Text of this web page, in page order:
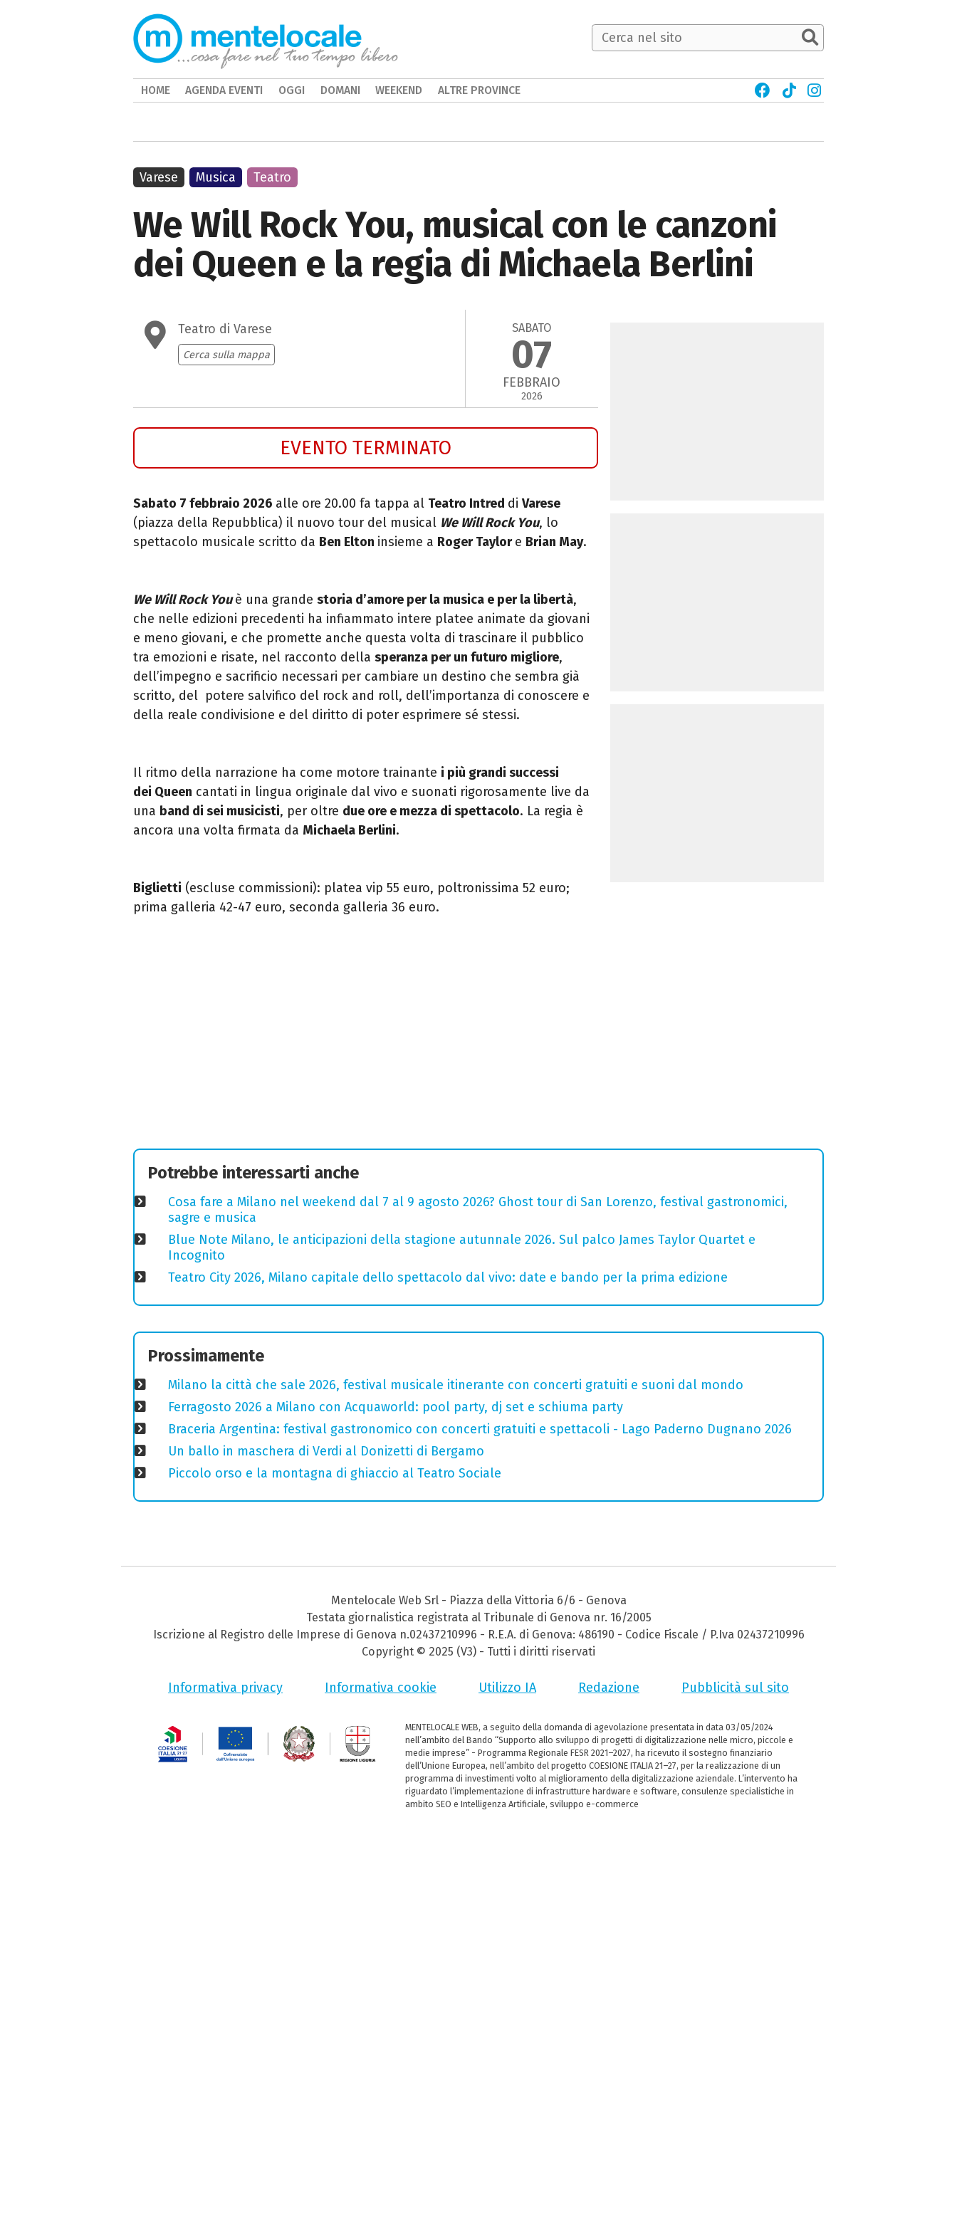
We Will Rock You, musical con le canzoni
dei Queen e la regia di Michaela Berlini
Teatro di Varese
Cerca sulla mappa
SABATO
07
FEBBRAIO
2026
EVENTO TERMINATO
Sabato 7 febbraio 2026 alle ore 20.00 fa tappa al Teatro Intred di Varese
(piazza della Repubblica) il nuovo tour del musical We Will Rock You, lo
spettacolo musicale scritto da Ben Elton insieme a Roger Taylore Brian May.
We Will Rock Youè una grande storia d’amore per la musica e per la libertà,
che nelle edizioni precedenti ha infiammato intere platee animate da giovani
e meno giovani, e che promette anche questa volta di trascinare il pubblico
tra emozioni e risate, nel racconto della speranza per un futuro migliore,
dell’impegno e sacrificio necessari per cambiare un destino che sembra già
scritto, del potere salvifico del rock and roll, dell’importanza di conoscere e
della reale condivisione e del diritto di poter esprimere sé stessi.
Il ritmo della narrazione ha come motore trainante i più grandi successi
dei Queen cantati in lingua originale dal vivo e suonati rigorosamente live da
una band di sei musicisti, per oltre due ore e mezza di spettacolo. La regia è
ancora una volta firmata da Michaela Berlini.
Biglietti (escluse commissioni): platea vip 55 euro, poltronissima 52 euro;
prima galleria 42-47 euro, seconda galleria 36 euro.
Varese Musica Teatro
Potrebbe interessarti anche
Cosa fare a Milano nel weekend dal 7 al 9 agosto 2026? Ghost tour di San Lorenzo, festival gastronomici,
sagre e musica
Blue Note Milano, le anticipazioni della stagione autunnale 2026. Sul palco James Taylor Quartet e
Incognito
Teatro City 2026, Milano capitale dello spettacolo dal vivo: date e bando per la prima edizione
Prossimamente
Milano la città che sale 2026, festival musicale itinerante con concerti gratuiti e suoni dal mondo
Ferragosto 2026 a Milano con Acquaworld: pool party, dj set e schiuma party
Braceria Argentina: festival gastronomico con concerti gratuiti e spettacoli - Lago Paderno Dugnano 2026
Un ballo in maschera di Verdi al Donizetti di Bergamo
Piccolo orso e la montagna di ghiaccio al Teatro Sociale
HOME AGENDA EVENTI OGGI DOMANI WEEKEND ALTRE PROVINCE
Mentelocale Web Srl - Piazza della Vittoria 6/6 - Genova
Testata giornalistica registrata al Tribunale di Genova nr. 16/2005
Iscrizione al Registro delle Imprese di Genova n.02437210996 - R.E.A. di Genova: 486190 - Codice Fiscale / P.Iva 02437210996
Copyright © 2025 (V3) - Tutti i diritti riservati
Informativa privacy Informativa cookie Utilizzo IA Redazione Pubblicità sul sito
MENTELOCALE WEB, a seguito della domanda di agevolazione presentata in data 03/05/2024
nell’ambito del Bando “Supporto allo sviluppo di progetti di digitalizzazione nelle micro, piccole e
medie imprese” - Programma Regionale FESR 2021–2027, ha ricevuto il sostegno finanziario
dell’Unione Europea, nell’ambito del progetto COESIONE ITALIA 21–27, per la realizzazione di un
programma di investimenti volto al miglioramento della digitalizzazione aziendale. L’intervento ha
riguardato l’implementazione di infrastrutture hardware e software, consulenze specialistiche in
ambito SEO e Intelligenza Artificiale, sviluppo e-commerce